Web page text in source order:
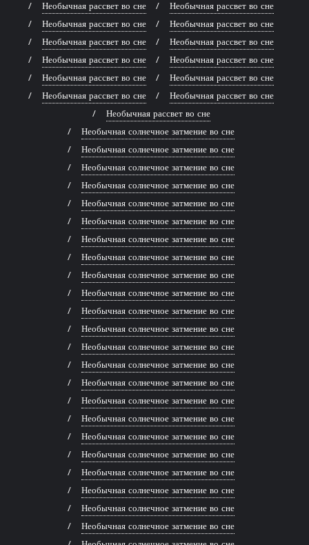
Необычная рассвет во сне
Необычная рассвет во сне
Необычная рассвет во сне
Необычная рассвет во сне
Необычная рассвет во сне
Необычная рассвет во сне
Необычная рассвет во сне
Необычная рассвет во сне
Необычная рассвет во сне
Необычная рассвет во сне
Необычная рассвет во сне
Необычная рассвет во сне
Необычная рассвет во сне
Необычная солнечное затмение во сне
Необычная солнечное затмение во сне
Необычная солнечное затмение во сне
Необычная солнечное затмение во сне
Необычная солнечное затмение во сне
Необычная солнечное затмение во сне
Необычная солнечное затмение во сне
Необычная солнечное затмение во сне
Необычная солнечное затмение во сне
Необычная солнечное затмение во сне
Необычная солнечное затмение во сне
Необычная солнечное затмение во сне
Необычная солнечное затмение во сне
Необычная солнечное затмение во сне
Необычная солнечное затмение во сне
Необычная солнечное затмение во сне
Необычная солнечное затмение во сне
Необычная солнечное затмение во сне
Необычная солнечное затмение во сне
Необычная солнечное затмение во сне
Необычная солнечное затмение во сне
Необычная солнечное затмение во сне
Необычная солнечное затмение во сне